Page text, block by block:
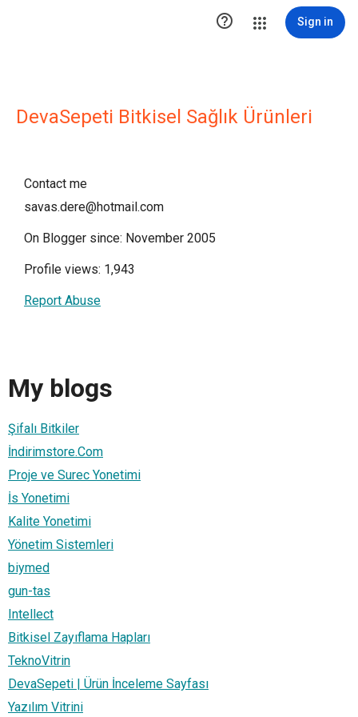
 Sign in
DevaSepeti Bitkisel Sağlık Ürünleri
Contact me
savas.dere@hotmail.com
On Blogger since: November 2005
Profile views: 1,943
Report Abuse
My blogs
Şifalı Bitkiler
İndirimstore.Com
Proje ve Surec Yonetimi
İs Yonetimi
Kalite Yonetimi
Yönetim Sistemleri
biymed
gun-tas
Intellect
Bitkisel Zayıflama Hapları
TeknoVitrin
DevaSepeti | Ürün İnceleme Sayfası
Yazılım Vitrini